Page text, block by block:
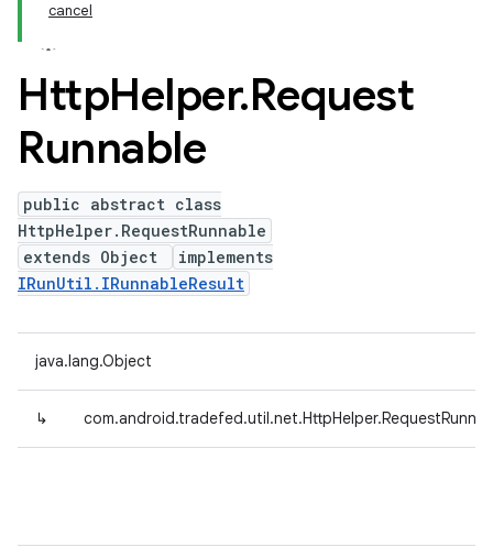
cancel
HttpHelper.Request
Runnable
public abstract class
HttpHelper.RequestRunnable
extends Object
implements
IRunUtil.IRunnableResult
java.lang.Object
↳